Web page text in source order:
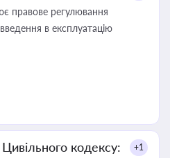
правове регулювання
в експлуатацію
кодексу:
+1